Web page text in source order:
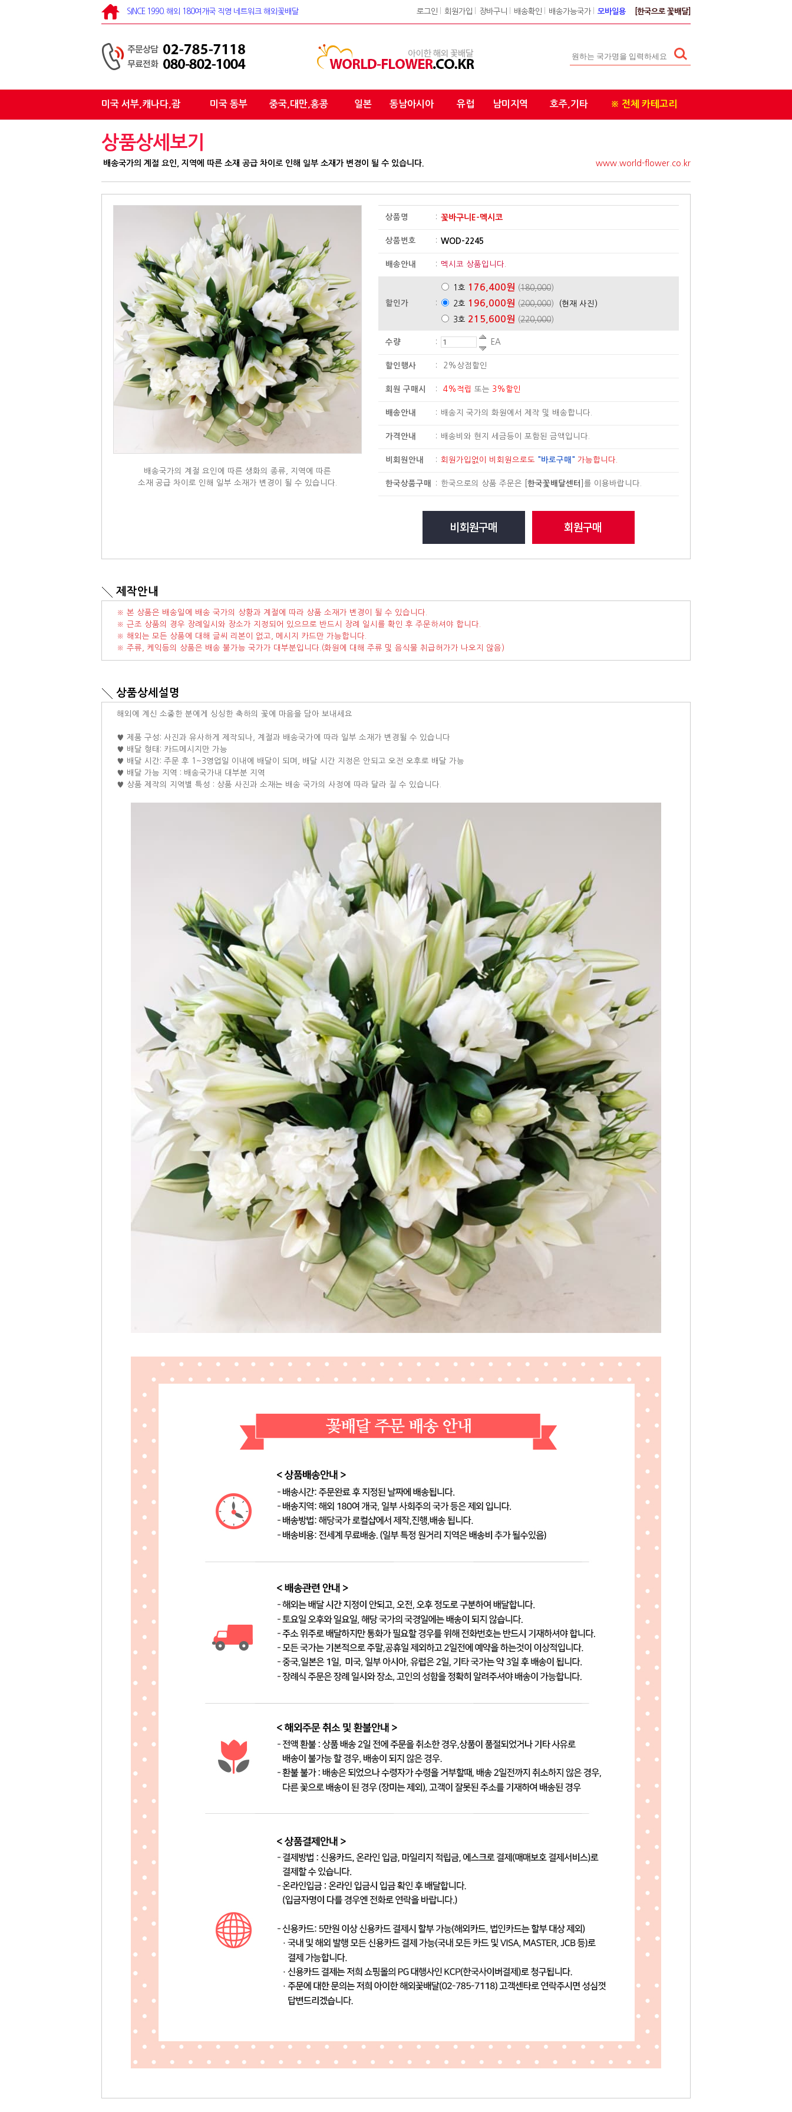
SINCE 1990. 해외 180여개국 직영 네트워크 해외꽃배달 로그인 회원가입 장바구니 배송확인 배송가능국가 모바일용 [한국으로 꽃배달]
미국 서부,캐나다,괌 미국 동부 중국,대만,홍콩 일본 동남아시아 유럽 남미지역 호주,기타 ※ 전체 카테고리
상품상세보기
배송국가의 계절 요인, 지역에 따른 소재 공급 차이로 인해 일부 소재가 변경이 될 수 있습니다. www.world-flower.co.kr
배송국가의 계절 요인에 따른 생화의 종류, 지역에 따른
소재 공급 차이로 인해 일부 소재가 변경이 될 수 있습니다.
상품명 : 꽃바구니E-멕시코
상품번호 : WOD-2245
배송안내 : 멕시코 상품입니다.
할인가 :
1호 176,400원 (180,000)
2호 196,000원 (200,000) (현재 사진)
3호 215,600원 (220,000)
수량 : EA
할인행사 : 2%상점할인
회원 구매시 : 4%적립 또는 3%할인
배송안내 : 배송지 국가의 화원에서 제작 및 배송합니다.
가격안내 : 배송비와 현지 세금등이 포함된 금액입니다.
비회원안내 : 회원가입없이 비회원으로도 "바로구매" 가능합니다.
한국상품구매 : 한국으로의 상품 주문은 한국꽃배달센터 를 이용바랍니다.
제작안내
※ 본 상품은 배송일에 배송 국가의 상황과 계절에 따라 상품 소재가 변경이 될 수 있습니다.
※ 근조 상품의 경우 장례일시와 장소가 지정되어 있으므로 반드시 장례 일시를 확인 후 주문하셔야 합니다.
※ 해외는 모든 상품에 대해 글씨 리본이 없고, 메시지 카드만 가능합니다.
※ 주류, 케익등의 상품은 배송 불가능 국가가 대부분입니다.(화원에 대해 주류 및 음식물 취급허가가 나오지 않음)
상품상세설명
해외에 계신 소중한 분에게 싱싱한 축하의 꽃에 마음을 담아 보내세요
♥ 제품 구성: 사진과 유사하게 제작되나, 계절과 배송국가에 따라 일부 소재가 변경될 수 있습니다
♥ 배달 형태: 카드메시지만 가능
♥ 배달 시간: 주문 후 1~3영업일 이내에 배달이 되며, 배달 시간 지정은 안되고 오전 오후로 배달 가능
♥ 배달 가능 지역 : 배송국가내 대부분 지역
♥ 상품 제작의 지역별 특성 : 상품 사진과 소재는 배송 국가의 사정에 따라 달라 질 수 있습니다.